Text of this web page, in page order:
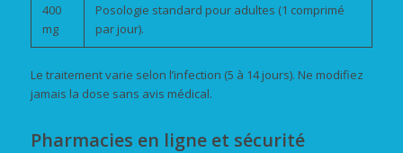
400
mg
Posologie standard pour adultes (1 comprimé
par jour).
Le traitement varie selon l’infection (5 à 14 jours). Ne modifiez
jamais la dose sans avis médical.
Pharmacies en ligne et sécurité